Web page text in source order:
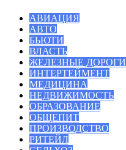
АВИАЦИЯ
АВТО
БЬЮТИ
ВЛАСТЬ
ЖЕЛЕЗНЫЕ ДОРОГИ
ИНТЕРТЕЙМЕНТ
МЕДИЦИНА
НЕДВИЖИМОСТЬ
ОБРАЗОВАНИЕ
ОБЩЕПИТ
ПРОИЗВОДСТВО
РИТЕЙЛ